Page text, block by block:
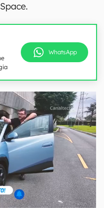
WhatsApp